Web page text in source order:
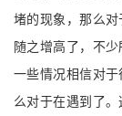
堵的现象，那么
随之增高了，不
一些情况相信对
么对于在遇到了